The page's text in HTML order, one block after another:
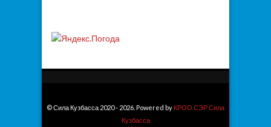
© Сила Кузбасса 2020 - 2026. Powered by КРОО СЭР Сила
Кузбасса